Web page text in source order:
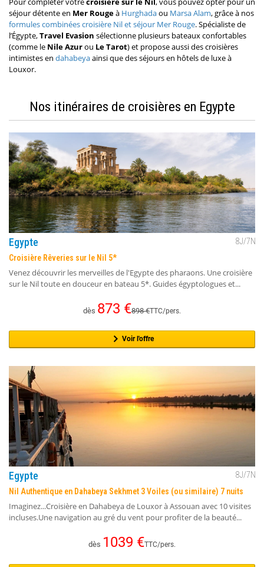
séjour détente en Mer Rougeà Hurghadaou Marsa Alam, grâce à nos
formules combinées croisière Nil et séjour Mer Rouge. Spécialiste de
l’Égypte,Travel Evasion sélectionne plusieurs bateaux confortables
(comme le Nile Azurou Le Tarot) et propose aussi des croisières
intimistes en dahabeyaainsi que des séjours en hôtels de luxe à
Louxor.
Nos itinéraires de croisières en Egypte
Egypte 8J/7N
Croisière Rêveries sur le Nil 5*
Venez découvrir les merveilles de l'Egypte des pharaons. Une croisière
sur le Nil toute en douceur en bateau 5*. Guides égyptologues et...
dès 873 €898€TTC/pers.
Voir l'offre
Egypte 8J/7N
Nil Authentique en Dahabeya Sekhmet 3 Voiles (ou similaire) 7 nuits
Imaginez...Croisière en Dahabeya de Louxor à Assouan avec 10 visites
incluses.Une navigation au gré du vent pour profiter de la beauté...
dès 1039 €TTC/pers.